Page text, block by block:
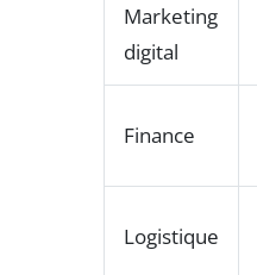
Marketing
digital
Finance
Logistique